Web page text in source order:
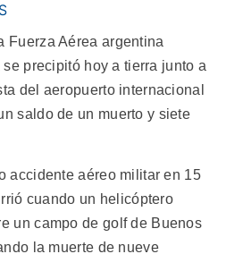
Fuerza Aérea argentina
precipitó hoy a tierra junto a
del aeropuerto internacional
saldo de un muerto y siete
accidente aéreo militar en 15
cuando un helicóptero
un campo de golf de Buenos
la muerte de nueve